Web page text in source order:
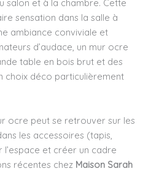
salon et à la chambre. Cette
sensation dans la salle à
ambiance conviviale et
d’audace, un mur ocre
table en bois brut et des
choix déco particulièrement
ocre peut se retrouver sur les
les accessoires (tapis,
et créer un cadre
récentes chez Maison Sarah